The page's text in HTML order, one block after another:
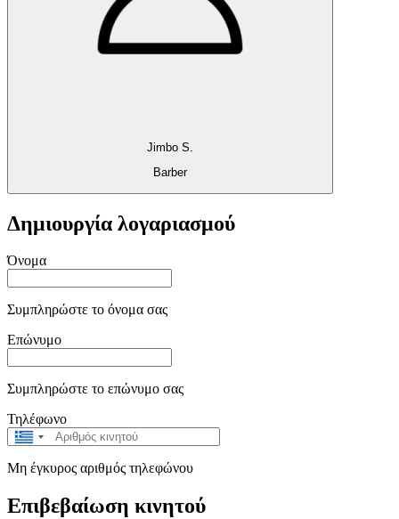
Jimbo S.
Barber
Δημιουργία λογαριασμού
Όνομα
Συμπληρώστε το όνομα σας
Επώνυμο
Συμπληρώστε το επώνυμο σας
Τηλέφωνο
Greece
Μη έγκυρος αριθμός τηλεφώνου
Επιβεβαίωση κινητού